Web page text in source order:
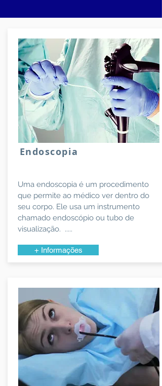
Endoscopia
Uma endoscopia é um procedimento
que permite ao médico ver dentro do
seu corpo. Ele usa um instrumento
chamado endoscópio ou tubo de
visualização. .....
+ Informações